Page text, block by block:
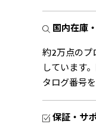
国内在庫
約2万点のプ
しています
タログ番号
保証・サ